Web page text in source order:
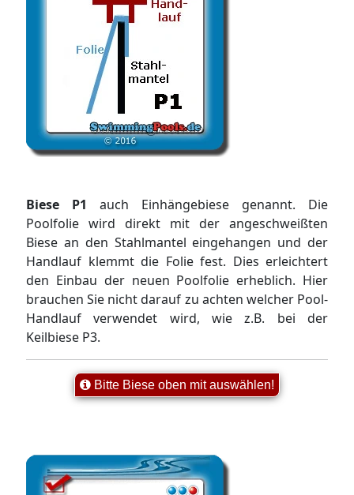
Biese P1 auch Einhängebiese genannt. Die
Poolfolie wird direkt mit der angeschweißten
Biese an den Stahlmantel eingehangen und der
Handlauf klemmt die Folie fest. Dies erleichtert
den Einbau der neuen Poolfolie erheblich. Hier
brauchen Sie nicht darauf zu achten welcher Pool-
Handlauf verwendet wird, wie z.B. bei der
Keilbiese P3.
Bitte Biese oben mit auswählen!